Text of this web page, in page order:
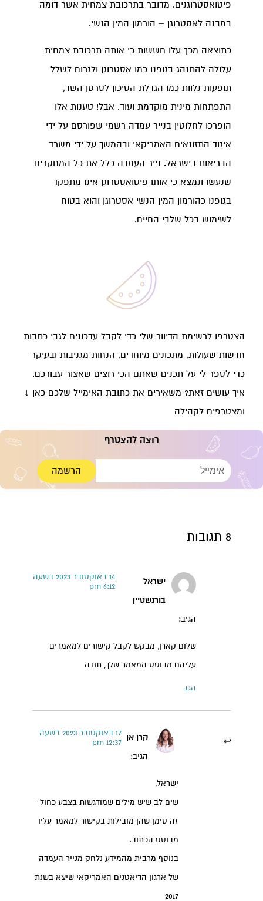
פיטואסטרוגנים. מדובר בתרכובת צמחית אשר דומה
במבנה לאסטרוגן – הורמון המין הנשי.
כתוצאה מכך עלו חששות כי אותה תרכובת צמחית
עלולה להתנהג בגופנו כמו אסטרוגן ולגרום לשלל
תופעות נלוות כמו הגדלת הסיכון לסרטן השד,
התפתחות מינית מוקדמת ועוד. אבל! טענות אלו
הופרכו לחלוטין בנייר עמדה רשמי שפורסם על ידי
איגוד התזונאים האמריקאי ובהמשך על ידי משרד
הבריאות בישראל. נייר העמדה כלל את כל המחקרים
שנעשו ונמצא כי אותו פיטואסטרוגן אינו מתפקד
בגופנו כהורמון המין הנשי אסטרוגן והוא בטוח
לשימוש בכל שלבי החיים.
הצטרפו לרשימת הדיוור שלי כדי לקבל עדכונים לגבי כתבות
חדשות שעולות, מתכונים מיוחדים, הנחות מגניבות ובעיקר
כדי לספר לי על תכנים שאתם הכי רוצים שאצור עבורכם.
איך עושים זאת? משאירים את כתובת האימייל שלכם כאן ↓
ומצטרפים לקהילה
רוצה להצטרף
הרשמה
8 תגובות
ישראל
בורנשטיין
הגיב:
14 באוקטובר 2023 בשעה
6:12 pm
שלום קארן, מבקש לקבל קישורים למאמרים
עליהם מבוסס המאמר שלך, תודה
הגב
קרן אן
הגיב:
17 באוקטובר 2023 בשעה
12:37 pm
ישראל,
שים לב שיש מילים שמודגשות בצבע כחול-
זה סימן שהן מובילות בקישור למאמר עליו
מבוסס הכתוב.
בנוסף מרבית מהמידע נלחק מנייר העמדה
של ארגון הדיאטנים האמריקאי שיצא בשנת
2017